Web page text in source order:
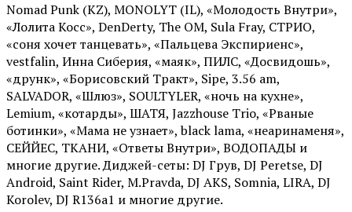
Nomad Punk (KZ), MONOLYT (IL), «Молодость Внутри»,
«Лолита Косс», DenDerty, The OM, Sula Fray, СТРИО,
«соня хочет танцевать», «Пальцева Экспириенс»,
vestfalin, Инна Сиберия, «маяк», ПИЛС, «Досвидошь»,
«друнк», «Борисовский Тракт», Sipe, 3.56 am,
SALVADOR, «Шлюз», SOULTYLER, «ночь на кухне»,
Lemium, «котарды», ШАТЯ, Jazzhouse Trio, «Рваные
ботинки», «Мама не узнает», black lama, «неаринаменя»,
СЕЙЙЕС, ТКАНИ, «Ответы Внутри», ВОДОПАДЫ и
многие другие. Диджей-сеты: DJ Грув, DJ Peretse, DJ
Android, Saint Rider, М.Pravda, DJ AKS, Somnia, LIRA, DJ
Korolev, DJ R136a1 и многие другие.